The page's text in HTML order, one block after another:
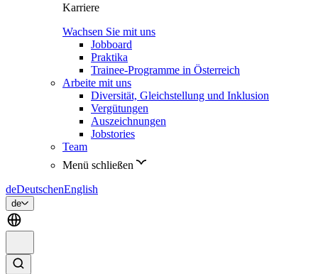
Karriere
Wachsen Sie mit uns
Jobboard
Praktika
Trainee-Programme in Österreich
Arbeite mit uns
Diversität, Gleichstellung und Inklusion
Vergütungen
Auszeichnungen
Jobstories
Team
Menü schließen
deDeutschenEnglish
de